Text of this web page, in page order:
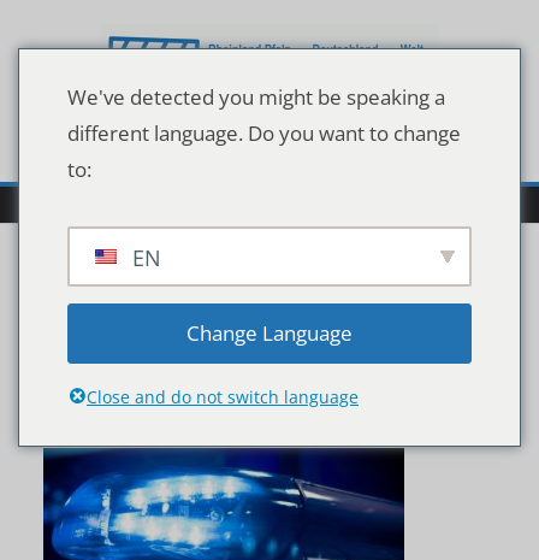
Inhalt
shutterstock_151116042
We've detected you might be speaking a
different language. Do you want to change
to:
EN
Change Language
Close and do not switch language